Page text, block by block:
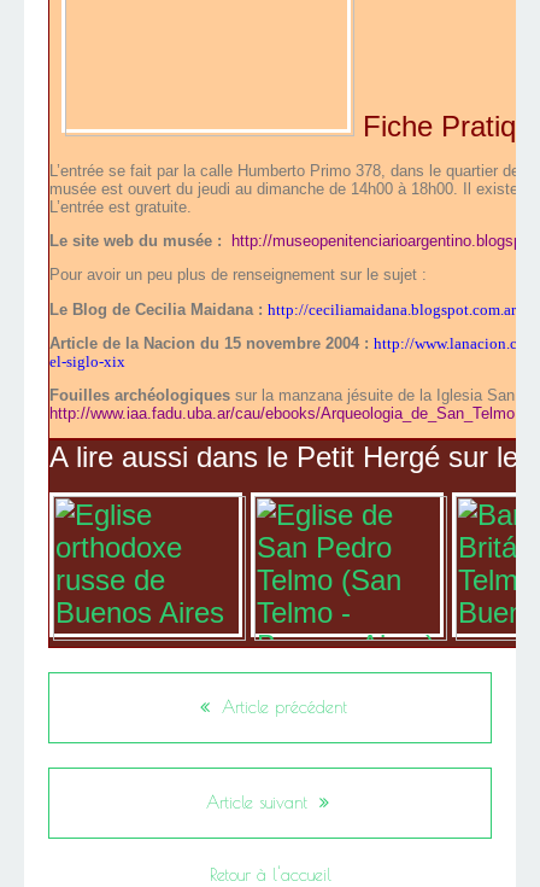
Fiche
L’entrée se fait par la calle Humberto Primo 378, dans le quartier de
musée est ouvert du jeudi au dimanche de 14h00 à 18h00. Il existe
L’entrée est gratuite.
Le site web du musée :
http://
Pour avoir un peu plus de renseignement sur le sujet :
Le Blog de Cecilia Maidana : http://ceciliamaidana.blogspot.com.ar/
Article de la Nacion du 15 novembre 2004 : http://
el-siglo-xix
Fouilles archéologiques sur la manzana jésuite de la Iglesia San
http://www.iaa.fadu.uba.ar/cau/ebooks/Arqueologia_de_San_Telmo.pdf
A lire aussi dans le Petit Hergé sur le
Article précédent
Article suivant
Retour à l'accueil